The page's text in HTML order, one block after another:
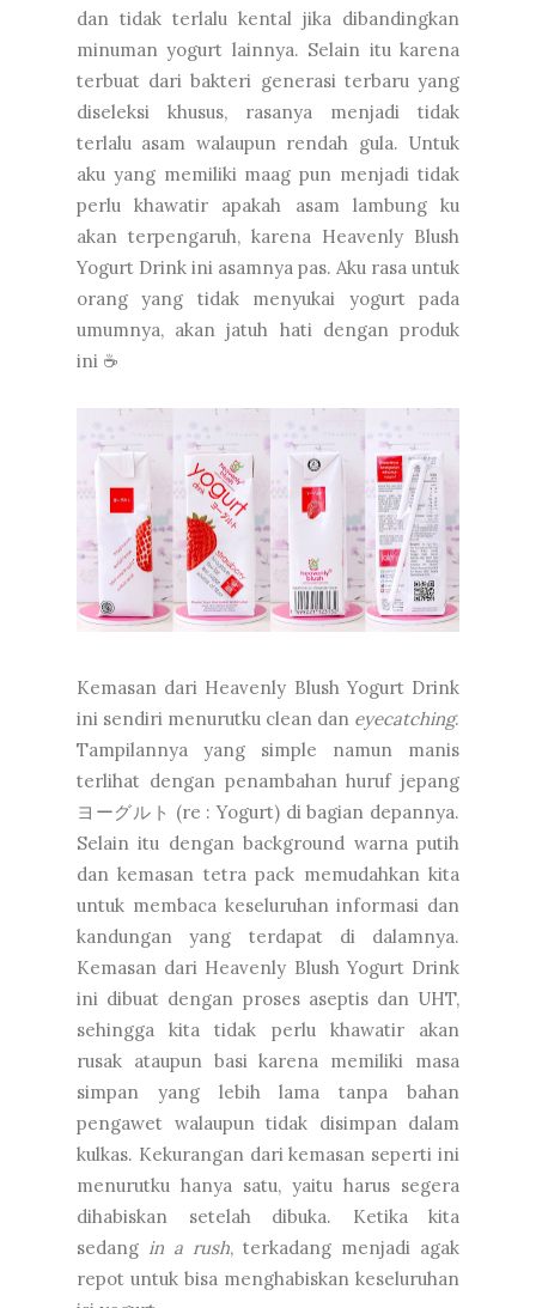
dan tidak terlalu kental jika dibandingkan
minuman yogurt lainnya. Selain itu karena
terbuat dari bakteri generasi terbaru yang
diseleksi khusus, rasanya menjadi tidak
terlalu asam walaupun rendah gula. Untuk
aku yang memiliki maag pun menjadi tidak
perlu khawatir apakah asam lambung ku
akan terpengaruh, karena Heavenly Blush
Yogurt Drink ini asamnya pas. Aku rasa untuk
orang yang tidak menyukai yogurt pada
umumnya, akan jatuh hati dengan produk
ini ☕
Kemasan dari Heavenly Blush Yogurt Drink
ini sendiri menurutku clean dan eyecatching.
Tampilannya yang simple namun manis
terlihat dengan penambahan huruf jepang
ヨーグルト (re : Yogurt) di bagian depannya.
Selain itu dengan background warna putih
dan kemasan tetra pack memudahkan kita
untuk membaca keseluruhan informasi dan
kandungan yang terdapat di dalamnya.
Kemasan dari Heavenly Blush Yogurt Drink
ini dibuat dengan proses aseptis dan UHT,
sehingga kita tidak perlu khawatir akan
rusak ataupun basi karena memiliki masa
simpan yang lebih lama tanpa bahan
pengawet walaupun tidak disimpan dalam
kulkas. Kekurangan dari kemasan seperti ini
menurutku hanya satu, yaitu harus segera
dihabiskan setelah dibuka. Ketika kita
sedang in a rush, terkadang menjadi agak
repot untuk bisa menghabiskan keseluruhan